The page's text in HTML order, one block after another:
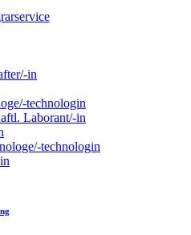
in
technologin
Laborant/-in
technologin